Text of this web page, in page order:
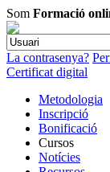
Som Formació
La contrasenya?
Certificat digital
Metodologia
Inscripció
Bonificació
Cursos
Notícies